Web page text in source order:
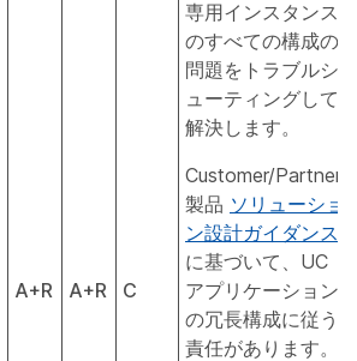
A+R A+R C
専用インスタンス
のすべての構成の
問題をトラブルシ
ューティングして
解決します。
Customer/Partner
製品 ソリューショ
ン設計ガイダンス
に基づいて、UC
アプリケーション
の冗長構成に従う
責任があります。